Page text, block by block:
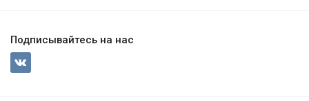
Подписывайтесь на нас